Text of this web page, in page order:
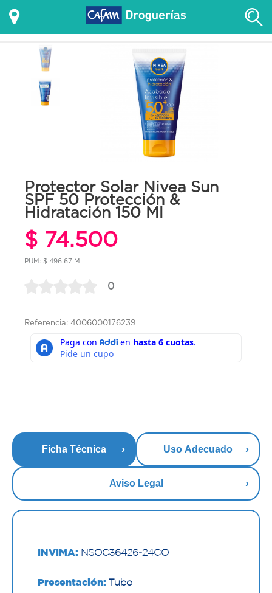
Protector Solar Nivea Sun
SPF 50 Protección &
Hidratación 150 Ml
$ 74.500
PUM: $ 496.67 ML
0
Referencia: 4006000176239
Ficha Técnica Uso Adecuado
Aviso Legal
INVIMA: NSOC36426-24CO
Presentación: Tubo